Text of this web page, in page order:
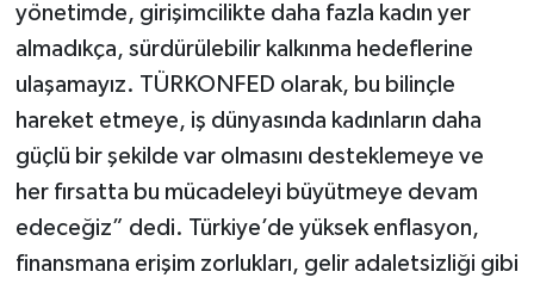
yönetimde, girişimcilikte daha fazla kadın yer
almadıkça, sürdürülebilir kalkınma hedeflerine
ulaşamayız. TÜRKONFED olarak, bu bilinçle
hareket etmeye, iş dünyasında kadınların daha
güçlü bir şekilde var olmasını desteklemeye ve
her fırsatta bu mücadeleyi büyütmeye devam
edeceğiz” dedi. Türkiye’de yüksek enflasyon,
finansmana erişim zorlukları, gelir adaletsizliği gibi